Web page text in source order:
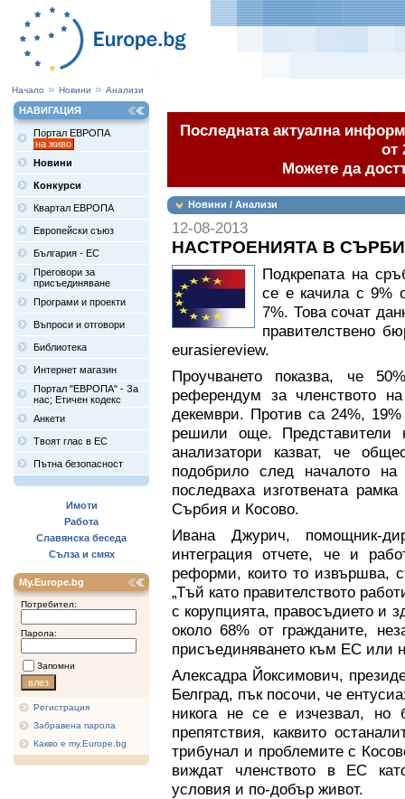
Начало Новини Анализи
НАВИГАЦИЯ
Портал ЕВРОПА
на живо
Новини
Конкурси
Квартал ЕВРОПА
Европейски съюз
България - ЕС
Преговори за
присъединяване
Програми и проекти
Въпроси и отговори
Библиотека
Интернет магазин
Портал "ЕВРОПА" - За
нас; Етичен кодекс
Анкети
Твоят глас в ЕС
Пътна безопасност
Имоти
Работа
Славянска беседа
Сълза и смях
My.Europe.bg
Потребител:
Парола:
Запомни
Регистрация
Забравена парола
Какво е my.Europe.bg
Последната актуална
от
Можете да
Новини / Анализи
12-08-2013
НАСТРОЕНИЯТА В
Подкрепата на
се е качила с 9%
7%. Това сочат
правителствено
eurasiereview.
Проучването показва, че
референдум за членството
декември. Против са 24%,
решили още. Представители
анализатори казват, че
подобрило след началото на
последваха изготвената
Сърбия и Косово.
Ивана Джурич, помощник-
интеграция отчете, че и
реформи, които то извършва,
„Тъй като правителството
с корупцията, правосъдието и
около 68% от гражданите,
присъединяването към ЕС или
Алексадра Йоксимович,
Белград, пък посочи, че
никога не се е изчезвал, но
препятствия, каквито
трибунал и проблемите с
виждат членството в ЕС
условия и по-добър живот.